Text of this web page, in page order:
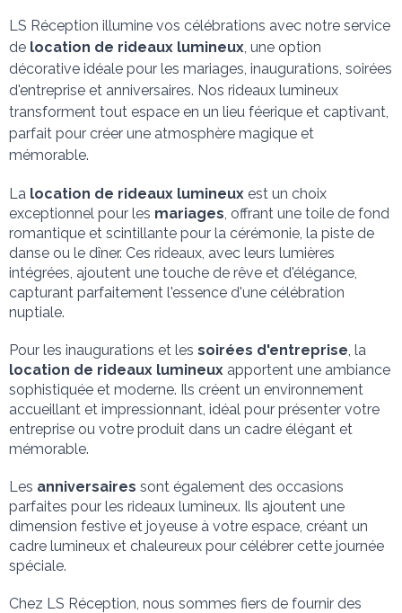
LS Réception illumine vos célébrations avec notre service
de location de rideaux lumineux , une option
décorative idéale pour les mariages, inaugurations, soirées
d'entreprise et anniversaires. Nos rideaux lumineux
transforment tout espace en un lieu féerique et captivant,
parfait pour créer une atmosphère magique et
mémorable.
La location de rideaux lumineux est un choix
exceptionnel pour les mariages , offrant une toile de fond
romantique et scintillante pour la cérémonie, la piste de
danse ou le dîner. Ces rideaux, avec leurs lumières
intégrées, ajoutent une touche de rêve et d'élégance,
capturant parfaitement l'essence d'une célébration
nuptiale.
Pour les inaugurations et les soirées d'entreprise
location de rideaux lumineux apportent une ambiance
sophistiquée et moderne. Ils créent un environnement
accueillant et impressionnant, idéal pour présenter votre
entreprise ou votre produit dans un cadre élégant et
mémorable.
Les anniversaires sont également des occasions
parfaites pour les rideaux lumineux. Ils ajoutent une
dimension festive et joyeuse à votre espace, créant un
cadre lumineux et chaleureux pour célébrer cette journée
spéciale.
Chez LS Réception, nous sommes fiers de fournir des